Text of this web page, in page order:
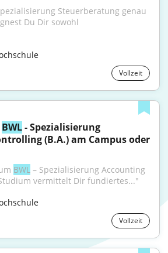
Steuerberatung genau
Du Dir sowohl
Vollzeit
BWL - Spezialisierung
(B.A.) am Campus oder
BWL – Spezialisierung Accounting
vermittelt Dir fundiertes..."
Vollzeit